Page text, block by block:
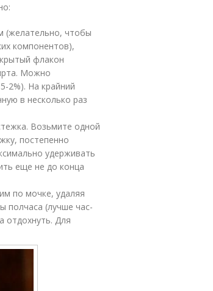
(желательно, чтобы
компонентов),
флакон
Можно
2%). На крайний
в несколько раз
Возьмите одной
постепенно
удерживать
еще не до конца
по мочке, удаляя
полчаса (лучше час-
отдохнуть. Для